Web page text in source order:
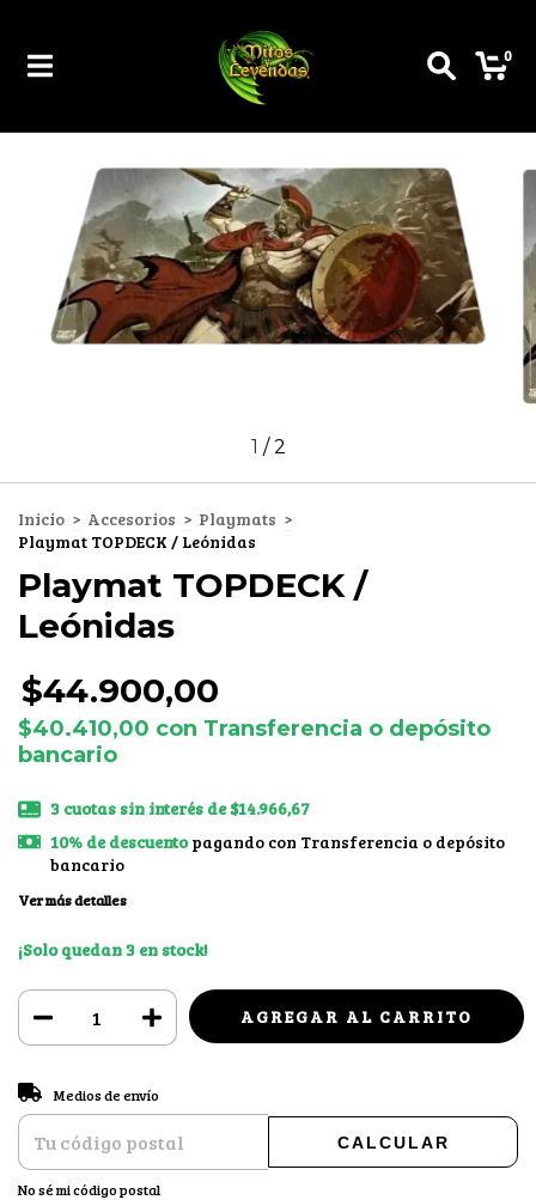
0
1 /2
Inicio > Accesorios > Playmats >
Playmat TOPDECK / Leónidas
Playmat TOPDECK /
Leónidas
$44.900,00
$40.410,00 con Transferencia o depósito
bancario
3 cuotas sin interés de$14.966,67
10% de descuentopagando con Transferencia o depósito
bancario
Ver más detalles
¡Solo quedan 3 en stock!
Entregas para el CP:
Medios de envío
CALCULAR
No sé mi código postal